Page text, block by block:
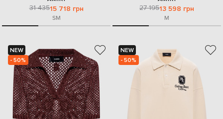
31 43515 718 грн
SM
27 19513 598 грн
M
NEW
- 50%
NEW
- 50%